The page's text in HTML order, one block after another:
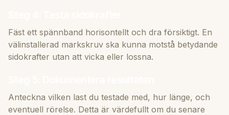
Fäst ett spännband horisontellt och dra försiktigt. En
välinstallerad markskruv ska kunna motstå betydande
sidokrafter utan att vicka eller lossna.
Anteckna vilken last du testade med, hur länge, och
eventuell rörelse. Detta är värdefullt om du senare